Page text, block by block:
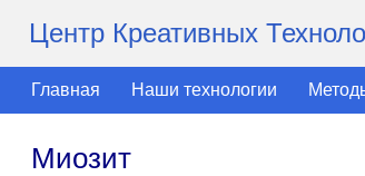
Центр Креативных
Главная Наши технологии
Миозит